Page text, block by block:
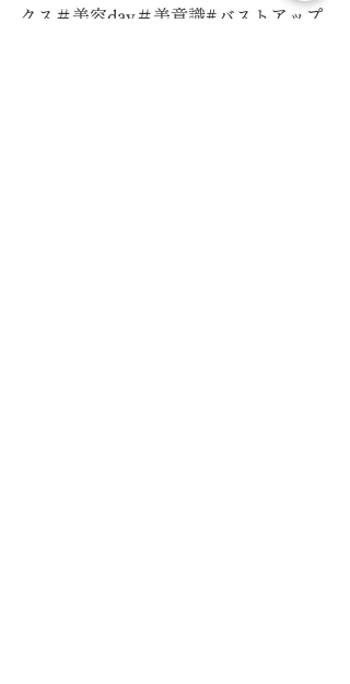
クス＃美容day＃美意識#バストアップ